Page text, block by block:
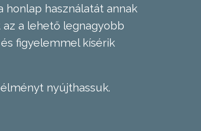
használatát annak
a lehető legnagyobb
figyelemmel kísérik
nyújthassuk.